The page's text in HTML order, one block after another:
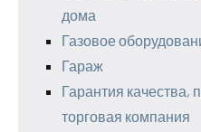
дома
Газовое
Гараж
Гарантия качества,
торговая компания